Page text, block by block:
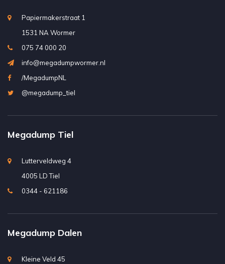
Papiermakerstraat 1
1531 NA Wormer
075 74 000 20
info@megadumpwormer.nl
/MegadumpNL
@megadump_tiel
Megadump Tiel
Lutterveldweg 4
4005 LD Tiel
0344 - 621186
Megadump Dalen
Kleine Veld 45